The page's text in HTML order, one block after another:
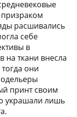
расшивались
себе
в
на ткани внесла
они
принт своим
украшали лишь